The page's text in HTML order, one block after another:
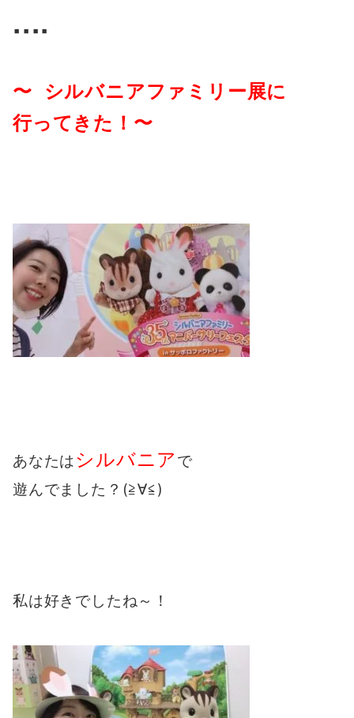
▪️▪️▪️▪️
〜 シルバニアファミリー展に
行ってきた！〜
あなたはシルバニアで
遊んでました？(≧∀≦)
私は好きでしたね～！